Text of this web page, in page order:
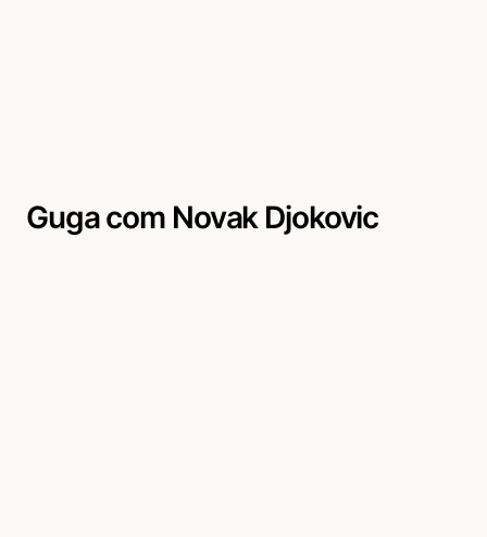
Guga com Novak Djokovic